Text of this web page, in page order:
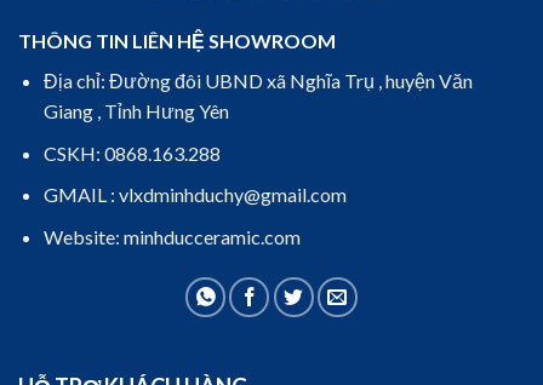
THÔNG TIN LIÊN HỆ SHOWROOM
Địa chỉ: Đường đôi UBND xã Nghĩa Trụ , huyện Văn
Giang , Tỉnh Hưng Yên
CSKH: 0868.163.288
GMAIL : vlxdminhduchy@gmail.com
Website: minhducceramic.com